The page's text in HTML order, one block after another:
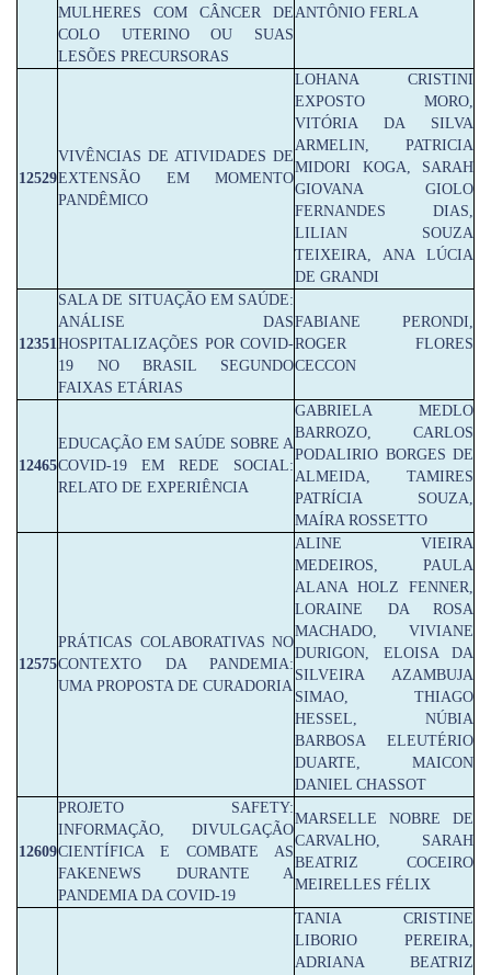
MULHERES COM CÂNCER DE
COLO UTERINO OU SUAS
LESÕES PRECURSORAS
ANTÔNIO FERLA
12529
VIVÊNCIAS DE ATIVIDADES DE
EXTENSÃO EM MOMENTO
PANDÊMICO
LOHANA CRISTINI
EXPOSTO MORO,
VITÓRIA DA SILVA
ARMELIN, PATRICIA
MIDORI KOGA, SARAH
GIOVANA GIOLO
FERNANDES DIAS,
LILIAN SOUZA
TEIXEIRA, ANA LÚCIA
DE GRANDI
12351
SALA DE SITUAÇÃO EM SAÚDE:
ANÁLISE DAS
HOSPITALIZAÇÕES POR COVID-
19 NO BRASIL SEGUNDO
FAIXAS ETÁRIAS
FABIANE PERONDI,
ROGER FLORES
CECCON
12465
EDUCAÇÃO EM SAÚDE SOBRE A
COVID-19 EM REDE SOCIAL:
RELATO DE EXPERIÊNCIA
GABRIELA MEDLO
BARROZO, CARLOS
PODALIRIO BORGES DE
ALMEIDA, TAMIRES
PATRÍCIA SOUZA,
MAÍRA ROSSETTO
12575
PRÁTICAS COLABORATIVAS NO
CONTEXTO DA PANDEMIA:
UMA PROPOSTA DE CURADORIA
ALINE VIEIRA
MEDEIROS, PAULA
ALANA HOLZ FENNER,
LORAINE DA ROSA
MACHADO, VIVIANE
DURIGON, ELOISA DA
SILVEIRA AZAMBUJA
SIMAO, THIAGO
HESSEL, NÚBIA
BARBOSA ELEUTÉRIO
DUARTE, MAICON
DANIEL CHASSOT
12609
PROJETO SAFETY:
INFORMAÇÃO, DIVULGAÇÃO
CIENTÍFICA E COMBATE AS
FAKENEWS DURANTE A
PANDEMIA DA COVID-19
MARSELLE NOBRE DE
CARVALHO, SARAH
BEATRIZ COCEIRO
MEIRELLES FÉLIX
TANIA CRISTINE
LIBORIO PEREIRA,
ADRIANA BEATRIZ